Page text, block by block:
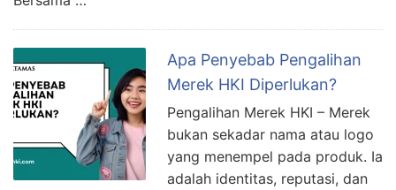
Apa Penyebab Pengalihan
Merek HKI Diperlukan?
Pengalihan Merek HKI – Merek
bukan sekadar nama atau logo
yang menempel pada produk. Ia
adalah identitas, reputasi, dan